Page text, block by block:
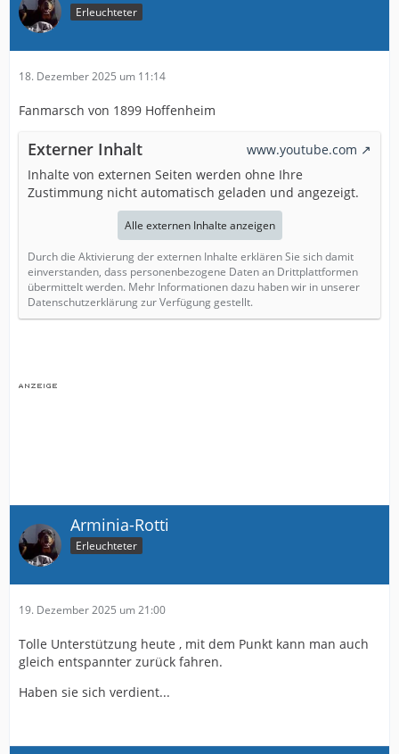
Erleuchteter
18. Dezember 2025 um 11:14
Fanmarsch von 1899 Hoffenheim
Externer Inhalt
www.youtube.com
Inhalte von externen Seiten werden ohne Ihre
Zustimmung nicht automatisch geladen und angezeigt.
Alle externen Inhalte anzeigen
Durch die Aktivierung der externen Inhalte erklären Sie sich damit
einverstanden, dass personenbezogene Daten an Drittplattformen
übermittelt werden. Mehr Informationen dazu haben wir in unserer
Datenschutzerklärung zur Verfügung gestellt.
Arminia-Rotti
Erleuchteter
19. Dezember 2025 um 21:00
Tolle Unterstützung heute , mit dem Punkt kann man auch
gleich entspannter zurück fahren.
Haben sie sich verdient...